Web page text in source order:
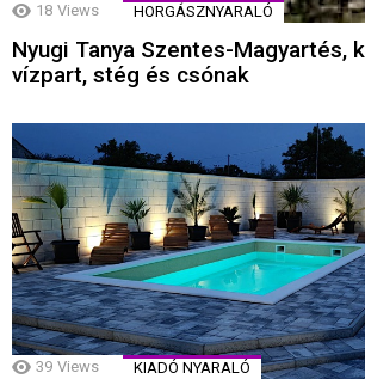
18 Views HORGÁSZNYARALÓ
Nyugi Tanya Szentes-Magyartés,
vízpart, stég és csónak
39 Views KIADÓ NYARALÓ